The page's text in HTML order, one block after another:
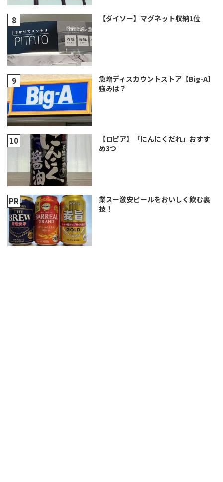
【ダイソー】マグネット収納1位
急増ディスカウントストア【Big-A】
強みは？
【ロピア】「にんにくだれ」おすす
め3つ
業スー激安ビールをおいしく飲む裏
技！